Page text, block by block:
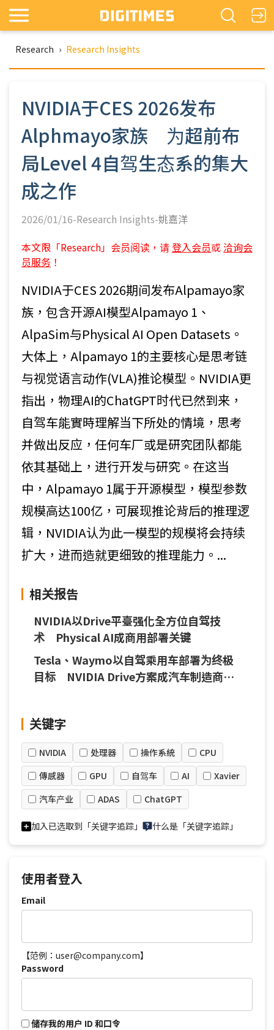
Research › Research Insights
NVIDIA于CES 2026发布
Alphmayo家族 为超前布
局Level 4自驾生态系的集大
成之作
2026/01/16-Research Insights-姚嘉洋
本文限「Research」会员阅读，请登入会员或 洽询会
员服务 ！
NVIDIA于CES 2026期间发布Alpamayo家
族，包含开源AI模型Alpamayo 1、
AlpaSim与Physical AI Open Datasets。
大体上，Alpamayo 1的主要核心是思考链
与视觉语言动作(VLA)推论模型。NVIDIA更
指出，物理AI的ChatGPT时代已然到来，
自驾车能實時理解当下所处的情境，思考
并做出反应，任何车厂或是研究团队都能
依其基础上，进行开发与研究。在这当
中，Alpamayo 1属于开源模型，模型参数
规模高达100亿，可展现推论背后的推理逻
辑，NVIDIA认为此一模型的规模将会持续
扩大，进而造就更细致的推理能力。...
相关报告
NVIDIA以Drive平臺强化全方位自驾技
术 Physical AI成商用部署关键
Tesla、Waymo以自驾乘用车部署为终极
目标 NVIDIA Drive方案成汽车制造商主
关键字
NVIDIA 处理器 操作系統
CPU
傳感器
GPU 自驾车 AI
Xavier
汽车产业
ADAS ChatGPT
加入已选取到「关键字追踪」 什么是「关键字追踪」
使用者登入
Email
【范例：user@company.com】
Password
储存我的用户 ID 和口令